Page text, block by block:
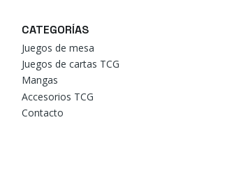
CATEGORÍAS
Juegos de mesa
Juegos de cartas TCG
Mangas
Accesorios TCG
Contacto